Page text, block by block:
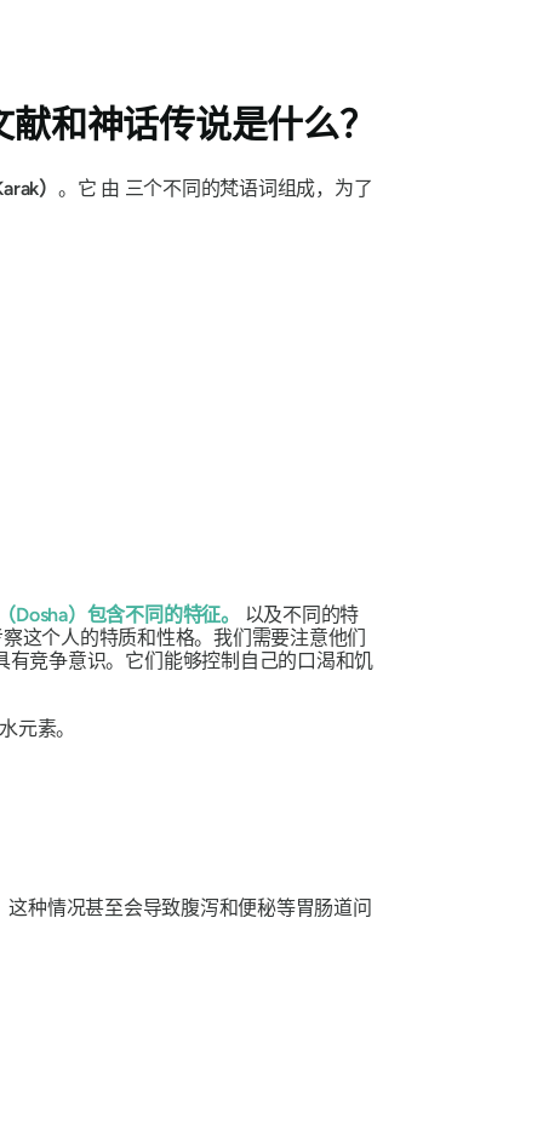
和神话传说是什么？
） 。它 由 三个不同的梵语词组成，为了
Dosha）包含不同的特征。
以及不同的特
这个人的特质和性格。我们需要注意他们
有竞争意识。它们能够控制自己的口渴和饥
元素。
种情况甚至会导致腹泻和便秘等胃肠道问